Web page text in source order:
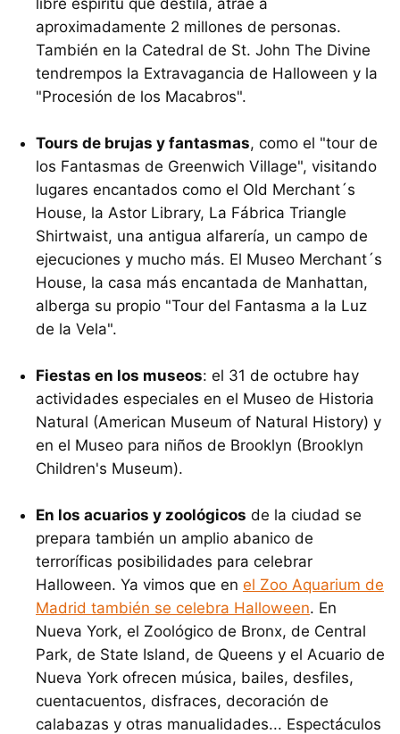
aproximadamente 2 millones de personas.
También en la Catedral de St. John The Divine
tendrempos la Extravagancia de Halloween y la
"Procesión de los Macabros".
Tours de brujas y fantasmas, como el "tour de
los Fantasmas de Greenwich Village", visitando
lugares encantados como el Old Merchant´s
House, la Astor Library, La Fábrica Triangle
Shirtwaist, una antigua alfarería, un campo de
ejecuciones y mucho más. El Museo Merchant´s
House, la casa más encantada de Manhattan,
alberga su propio "Tour del Fantasma a la Luz
de la Vela".
Fiestas en los museos: el 31 de octubre hay
actividades especiales en el Museo de Historia
Natural (American Museum of Natural History) y
en el Museo para niños de Brooklyn (Brooklyn
Children's Museum).
En los acuarios y zoológicos de la ciudad se
prepara también un amplio abanico de
terroríficas posibilidades para celebrar
Halloween. Ya vimos que en el Zoo Aquarium de
Madrid también se celebra Halloween. En
Nueva York, el Zoológico de Bronx, de Central
Park, de State Island, de Queens y el Acuario de
Nueva York ofrecen música, bailes, desfiles,
cuentacuentos, disfraces, decoración de
calabazas y otras manualidades... Espectáculos